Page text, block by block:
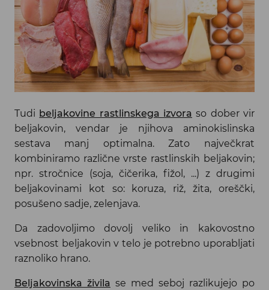
Tudi beljakovine rastlinskega izvora so dober vir
beljakovin, vendar je njihova aminokislinska
sestava manj optimalna. Zato največkrat
kombiniramo različne vrste rastlinskih beljakovin;
npr. stročnice (soja, čičerika, fižol, ...) z drugimi
beljakovinami kot so: koruza, riž, žita, oreščki,
posušeno sadje, zelenjava.
Da zadovoljimo dovolj veliko in kakovostno
vsebnost beljakovin v telo je potrebno uporabljati
raznoliko hrano.
Beljakovinska živila se med seboj razlikujejo po